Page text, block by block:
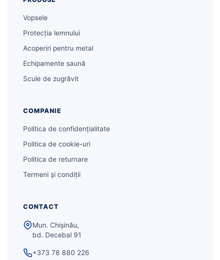
Vopsele
Protecția lemnului
Acoperiri pentru metal
Echipamente saună
Scule de zugrăvit
COMPANIE
Politica de confidențialitate
Politica de cookie-uri
Politica de returnare
Termeni și condiții
CONTACT
Mun. Chișinău,
bd. Decebal 91
+373 78 880 226